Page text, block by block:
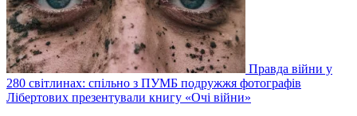
Правда війни у
280 світлинах: спільно з ПУМБ подружжя фотографів
Лібертових презентували книгу «Очі війни»